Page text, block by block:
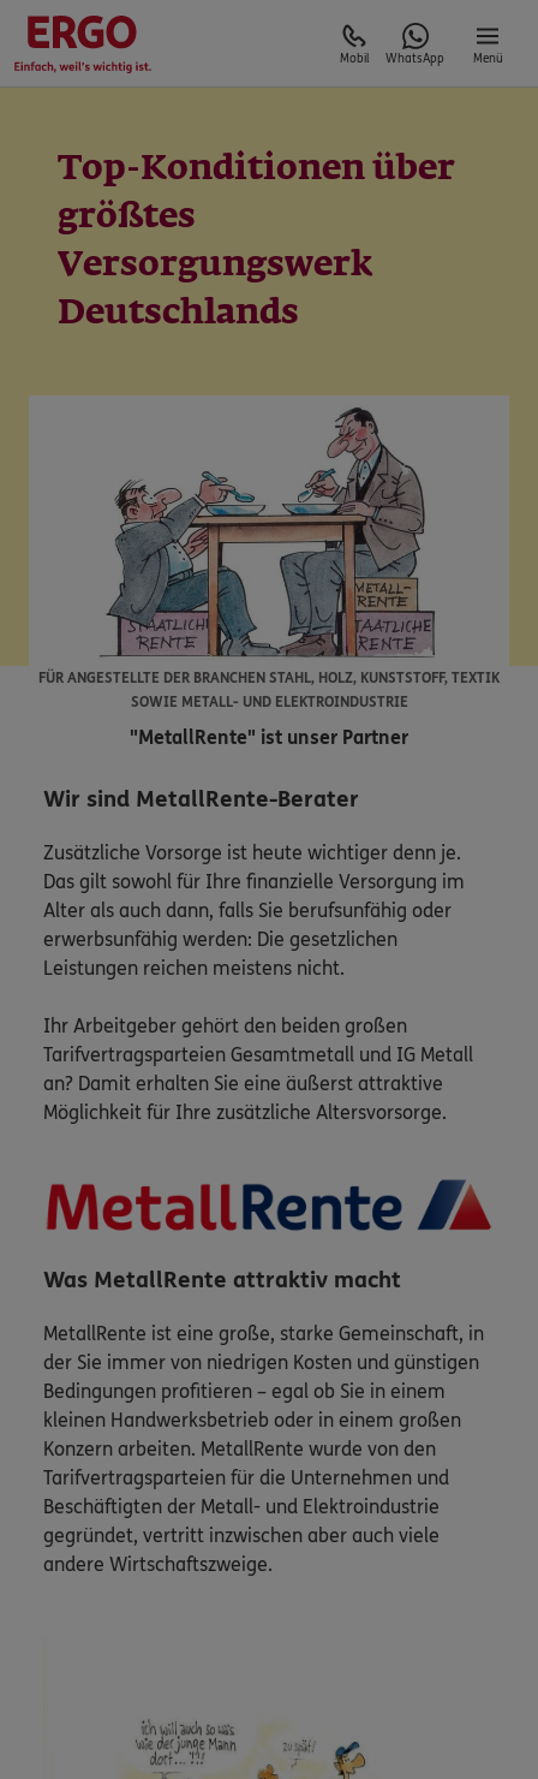
Mobil WhatsApp Menü
Top-Konditionen über
größtes
Versorgungswerk
Deutschlands
FÜR ANGESTELLTE DER BRANCHEN STAHL, HOLZ, KUNSTSTOFF, TEXTIK
SOWIE METALL- UND ELEKTROINDUSTRIE
"MetallRente" ist unser Partner
Wir sind MetallRente-Berater
Zusätzliche Vorsorge ist heute wichtiger denn je.
Das gilt sowohl für Ihre finanzielle Versorgung im
Alter als auch dann, falls Sie berufsunfähig oder
erwerbsunfähig werden: Die gesetzlichen
Leistungen reichen meistens nicht.
Ihr Arbeitgeber gehört den beiden großen
Tarifvertragsparteien Gesamtmetall und IG Metall
an? Damit erhalten Sie eine äußerst attraktive
Möglichkeit für Ihre zusätzliche Altersvorsorge.
Was MetallRente attraktiv macht
MetallRente ist eine große, starke Gemeinschaft, in
der Sie immer von niedrigen Kosten und günstigen
Bedingungen profitieren – egal ob Sie in einem
kleinen Handwerksbetrieb oder in einem großen
Konzern arbeiten. MetallRente wurde von den
Tarifvertragsparteien für die Unternehmen und
Beschäftigten der Metall- und Elektroindustrie
gegründet, vertritt inzwischen aber auch viele
andere Wirtschaftszweige.